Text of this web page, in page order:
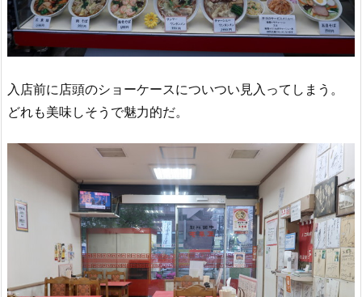
入店前に店頭のショーケースについつい見入ってしまう。
どれも美味しそうで魅力的だ。